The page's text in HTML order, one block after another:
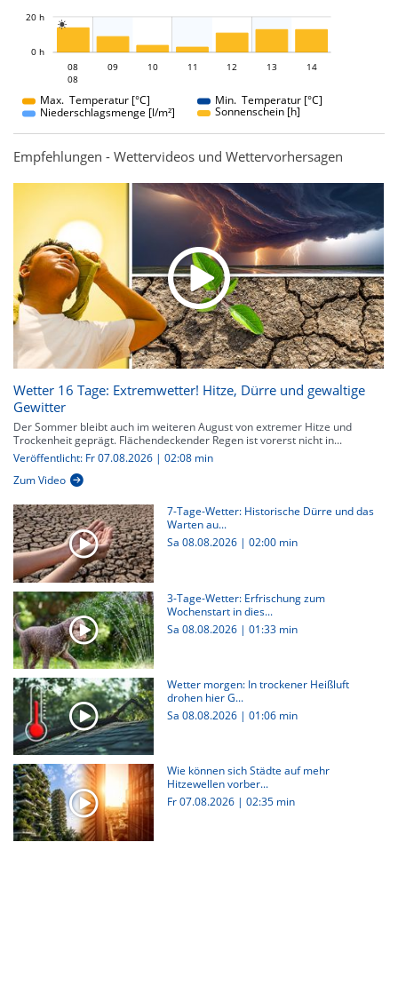

0 h
20 h
08
08
08
09 10 11 12 13 14
Max. Temperatur [°C]
Min. Temperatur [°C]
Niederschlagsmenge [l/m²]
Sonnenschein [h]
Empfehlungen - Wettervideos und Wettervorhersagen
Wetter 16 Tage: Extremwetter! Hitze, Dürre und gewaltige
Gewitter
Der Sommer bleibt auch im weiteren August von extremer Hitze und
Trockenheit geprägt. Flächendeckender Regen ist vorerst nicht in...
Veröffentlicht: Fr 07.08.2026 | 02:08 min
Zum Video
7-Tage-Wetter: Historische Dürre und das
Warten au...
Sa 08.08.2026 | 02:00 min
3-Tage-Wetter: Erfrischung zum
Wochenstart in dies...
Sa 08.08.2026 | 01:33 min
Wetter morgen: In trockener Heißluft
drohen hier G...
Sa 08.08.2026 | 01:06 min
Wie können sich Städte auf mehr
Hitzewellen vorber...
Fr 07.08.2026 | 02:35 min